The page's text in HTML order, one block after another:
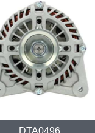
DTA0496